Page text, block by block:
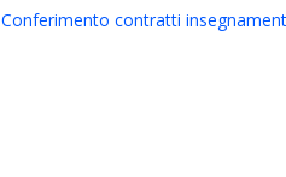
Conferimento contratti